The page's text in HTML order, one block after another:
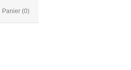
Panier (0)